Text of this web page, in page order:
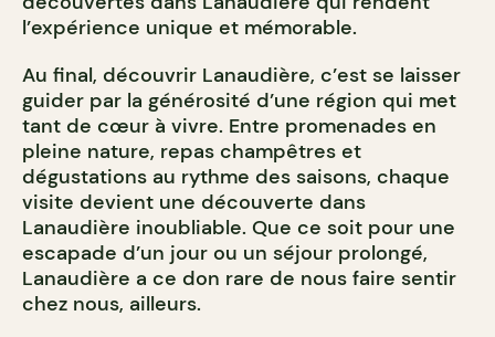
l’expérience unique et mémorable.
Au final, découvrir Lanaudière, c’est se laisser
guider par la générosité d’une région qui met
tant de cœur à vivre. Entre promenades en
pleine nature, repas champêtres et
dégustations au rythme des saisons, chaque
visite devient une découverte dans
Lanaudière inoubliable. Que ce soit pour une
escapade d’un jour ou un séjour prolongé,
Lanaudière a ce don rare de nous faire sentir
chez nous, ailleurs.